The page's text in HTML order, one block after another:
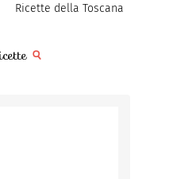
Ricette della Toscana